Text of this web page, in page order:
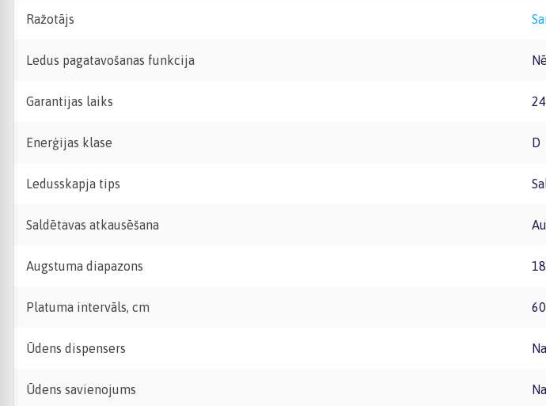
Ražotājs
Ledus pagatavošanas funkcija Nē
Garantijas laiks
Enerģijas klase D
Ledusskapja tips
Saldētavas atkausēšana
Augstuma diapazons
Platuma intervāls, cm
Ūdens dispensers
Ūdens savienojums